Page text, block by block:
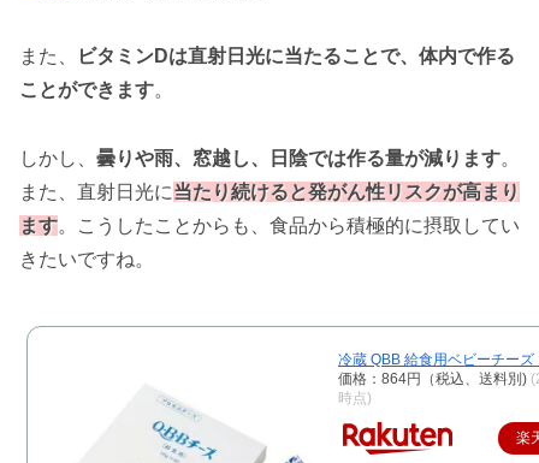
また、
ビタミンDは直射日光に当たることで、体内で作る
ことができます。
しかし、 曇りや雨、窓越し、日陰では作る量が減ります。
また、直射日光に当たり続けると発がん性リスクが高まり
ます。こうしたことからも、食品から積極的に摂取してい
きたいですね。
冷蔵 QBB 給食用ベビーチー
価格：864円（税込、送料別)
時点)
楽